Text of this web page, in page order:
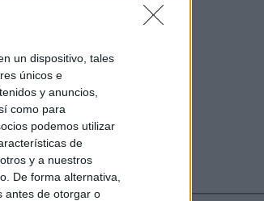
un dispositivo, tales
únicos e
y anuncios,
como para
podemos utilizar
de
y a nuestros
De forma alternativa,
antes de otorgar o